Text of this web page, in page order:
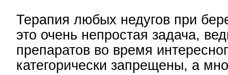
Терапия любых недугов при
это очень непростая задача,
препаратов во время
категорически запрещены, а